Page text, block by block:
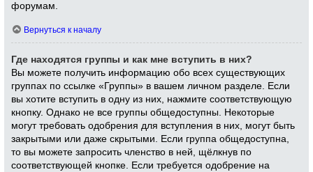
форумам.
Вернуться к началу
Где находятся группы и как мне вступить в них?
Вы можете получить информацию обо всех существующих
группах по ссылке «Группы» в вашем личном разделе. Если
вы хотите вступить в одну из них, нажмите соответствующую
кнопку. Однако не все группы общедоступны. Некоторые
могут требовать одобрения для вступления в них, могут быть
закрытыми или даже скрытыми. Если группа общедоступна,
то вы можете запросить членство в ней, щёлкнув по
соответствующей кнопке. Если требуется одобрение на